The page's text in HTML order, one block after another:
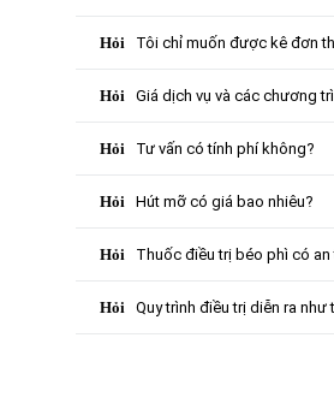
Tôi chỉ muốn được kê đơn
Giá dịch vụ và các chương
Tư vấn có tính phí không?
Hút mỡ có giá bao nhiêu?
Thuốc điều trị béo phì có
Quy trình điều trị diễn ra như